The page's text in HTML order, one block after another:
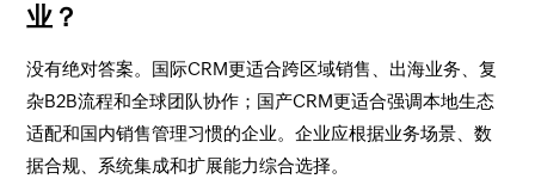
业？
没有绝对答案。国际CRM更适合跨区域销售、出海业务、复
杂B2B流程和全球团队协作；国产CRM更适合强调本地生态
适配和国内销售管理习惯的企业。企业应根据业务场景、数
据合规、系统集成和扩展能力综合选择。